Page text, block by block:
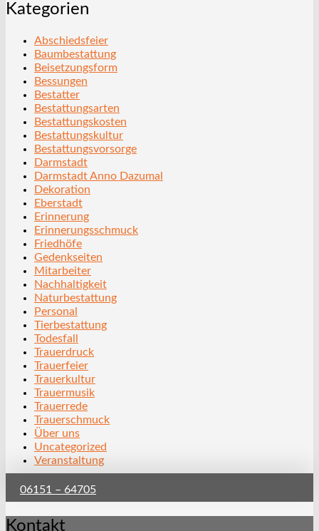
Kategorien
Abschiedsfeier
Baumbestattung
Beisetzungsform
Bessungen
Bestatter
Bestattungsarten
Bestattungskosten
Bestattungskultur
Bestattungsvorsorge
Darmstadt
Darmstadt Anno Dazumal
Dekoration
Eberstadt
Erinnerung
Erinnerungsschmuck
Friedhöfe
Gedenkseiten
Mitarbeiter
Nachhaltigkeit
Naturbestattung
Personal
Tierbestattung
Todesfall
Trauerdruck
Trauerfeier
Trauerkultur
Trauermusik
Trauerrede
Trauerschmuck
Über uns
Uncategorized
Veranstaltung
06151 – 64705
Kontakt